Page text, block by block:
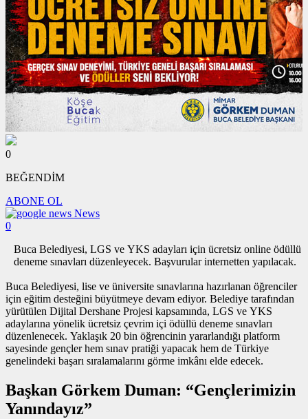
0
BEĞENDİM
ABONE OL
News
0
Buca Belediyesi, LGS ve YKS adayları için ücretsiz online ödüllü
deneme sınavları düzenleyecek. Başvurular internetten yapılacak.
Buca Belediyesi, lise ve üniversite sınavlarına hazırlanan öğrenciler
için eğitim desteğini büyütmeye devam ediyor. Belediye tarafından
yürütülen Dijital Dershane Projesi kapsamında, LGS ve YKS
adaylarına yönelik ücretsiz çevrim içi ödüllü deneme sınavları
düzenlenecek. Yaklaşık 20 bin öğrencinin yararlandığı platform
sayesinde gençler hem sınav pratiği yapacak hem de Türkiye
genelindeki başarı sıralamalarını görme imkânı elde edecek.
Başkan Görkem Duman: “Gençlerimizin
Yanındayız”